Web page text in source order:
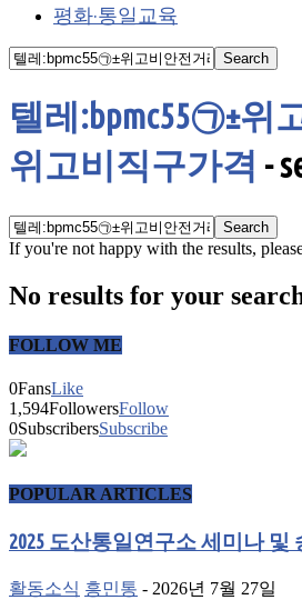
평화·통일교육
텔레:bpmc55㉠±위
위고비직구가격 -
If you're not happy with the results,
No results for your
FOLLOW ME
0FansLike
1,594FollowersFollow
0SubscribersSubscribe
POPULAR ARTICLES
2025 도산통일연구소 세미나 및
활동소식 흥민통 - 2026년 7월 27일